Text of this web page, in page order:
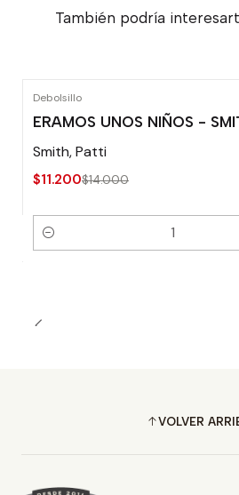
También podría
Debolsillo
ERAMOS UNOS NIÑOS -
Smith, Patti
$11.200$14.000
Cantidad
VOLVER